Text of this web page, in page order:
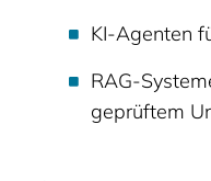
KI-Agenten
RAG-
geprüftem